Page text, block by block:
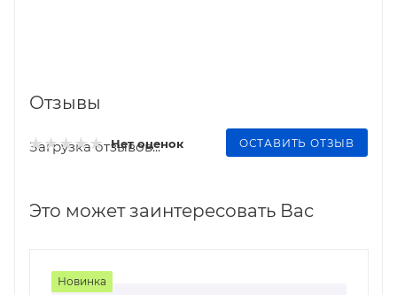
Отзывы
Нет оценок ОСТАВИТЬ ОТЗЫВ
Загрузка отзывов...
Это может заинтересовать Вас
Новинка